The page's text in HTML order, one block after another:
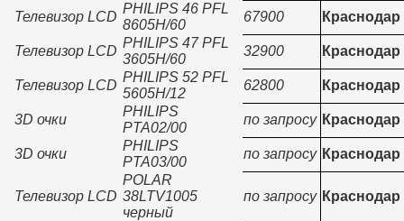
Телевизор LCD
PHILIPS 46 PFL
8605H/60
67900 Краснодар
Телевизор LCD
PHILIPS 47 PFL
3605H/60
32900 Краснодар
Телевизор LCD
PHILIPS 52 PFL
5605H/12
62800 Краснодар
3D очки
PHILIPS
PTA02/00
по запросу Краснодар
3D очки
PHILIPS
PTA03/00
по запросу Краснодар
Телевизор LCD
POLAR
38LTV1005
черный
по запросу Краснодар